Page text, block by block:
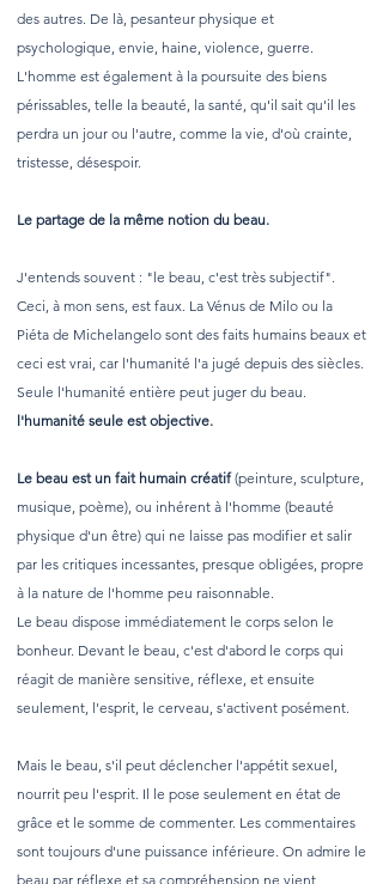
des autres. De là, pesanteur physique et
psychologique, envie, haine, violence, guerre.
L'homme est également à la poursuite des biens
périssables, telle la beauté, la santé, qu'il sait qu'il les
perdra un jour ou l'autre, comme la vie, d'où crainte,
tristesse, désespoir.
Le partage de la même notion du beau.
J'entends souvent : "le beau, c'est très subjectif".
Ceci, à mon sens, est faux. La Vénus de Milo ou la
Piéta de Michelangelo sont des faits humains beaux et
ceci est vrai, car l'humanité l'a jugé depuis des siècles.
Seule l'humanité entière peut juger du beau.
l'humanité seule est objective.
Le beau est un fait humain créatif(peinture, sculpture,
musique, poème), ou inhérent à l'homme (beauté
physique d'un être) qui ne laisse pas modifier et salir
par les critiques incessantes, presque obligées, propre
à la nature de l'homme peu raisonnable.
Le beau dispose immédiatement le corps selon le
bonheur. Devant le beau, c'est d'abord le corps qui
réagit de manière sensitive, réflexe, et ensuite
seulement, l'esprit, le cerveau, s'activent posément.
Mais le beau, s'il peut déclencher l'appétit sexuel,
nourrit peu l'esprit. Il le pose seulement en état de
grâce et le somme de commenter. Les commentaires
sont toujours d'une puissance inférieure. On admire le
beau par réflexe et sa compréhension ne vient